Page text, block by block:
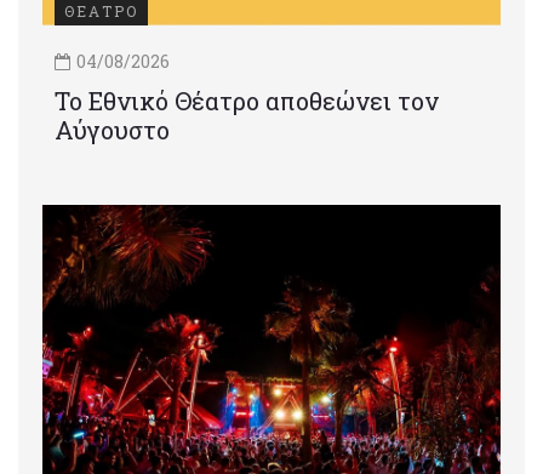
ΘΕΑΤΡΟ
04/08/2026
Το Εθνικό Θέατρο αποθεώνει τον
Αύγουστο